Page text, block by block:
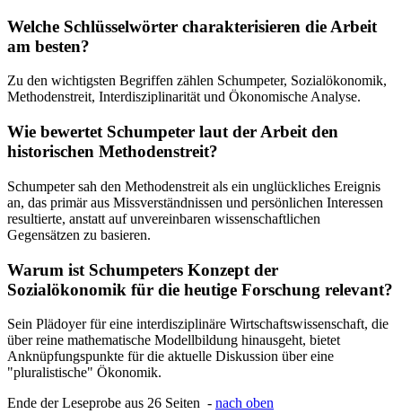
Welche Schlüsselwörter charakterisieren die Arbeit
am besten?
Zu den wichtigsten Begriffen zählen Schumpeter, Sozialökonomik,
Methodenstreit, Interdisziplinarität und Ökonomische Analyse.
Wie bewertet Schumpeter laut der Arbeit den
historischen Methodenstreit?
Schumpeter sah den Methodenstreit als ein unglückliches Ereignis
an, das primär aus Missverständnissen und persönlichen Interessen
resultierte, anstatt auf unvereinbaren wissenschaftlichen
Gegensätzen zu basieren.
Warum ist Schumpeters Konzept der
Sozialökonomik für die heutige Forschung relevant?
Sein Plädoyer für eine interdisziplinäre Wirtschaftswissenschaft, die
über reine mathematische Modellbildung hinausgeht, bietet
Anknüpfungspunkte für die aktuelle Diskussion über eine
"pluralistische" Ökonomik.
Ende der Leseprobe aus 26 Seiten - nach oben